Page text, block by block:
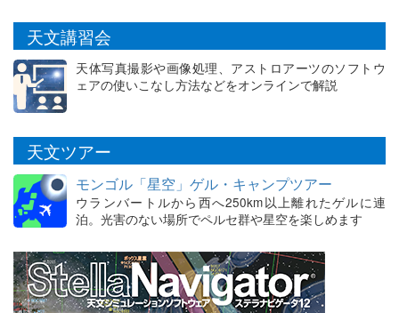
天文講習会
天体写真撮影や画像処理、アストロアーツのソフトウ
ェアの使いこなし方法などをオンラインで解説
天文ツアー
モンゴル「星空」ゲル・キャンプツアー
ウランバートルから西へ250km以上離れたゲルに連
泊。光害のない場所でペルセ群や星空を楽しめます